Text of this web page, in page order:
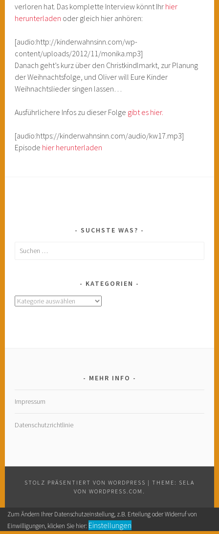
verloren hat. Das komplette Interview könnt Ihr hier
herunterladen oder gleich hier anhören:
[audio:http://kinderwahnsinn.com/wp-
content/uploads/2012/11/monika.mp3]
Danach geht’s kurz über den Christkindlmarkt, zur Planung
der Weihnachtsfolge, und Oliver will Eure Kinder
Weihnachtslieder singen lassen…
Ausführlichere Infos zu dieser Folge gibt es hier.
[audio:https://kinderwahnsinn.com/audio/kw17.mp3]
Episode hier herunterladen
SUCHSTE WAS?
Suchen
KATEGORIEN
Kategorien
MEHR INFO
Impressum
Datenschutzrichtlinie
STOLZ PRÄSENTIERT VON WORDPRESS | THEME: SELA
VON WORDPRESS.COM
Zum Ändern Ihrer Datenschutzeinstellung, z.B. Erteilung oder Widerruf von
Einwilligungen, klicken Sie hier: Einstellungen